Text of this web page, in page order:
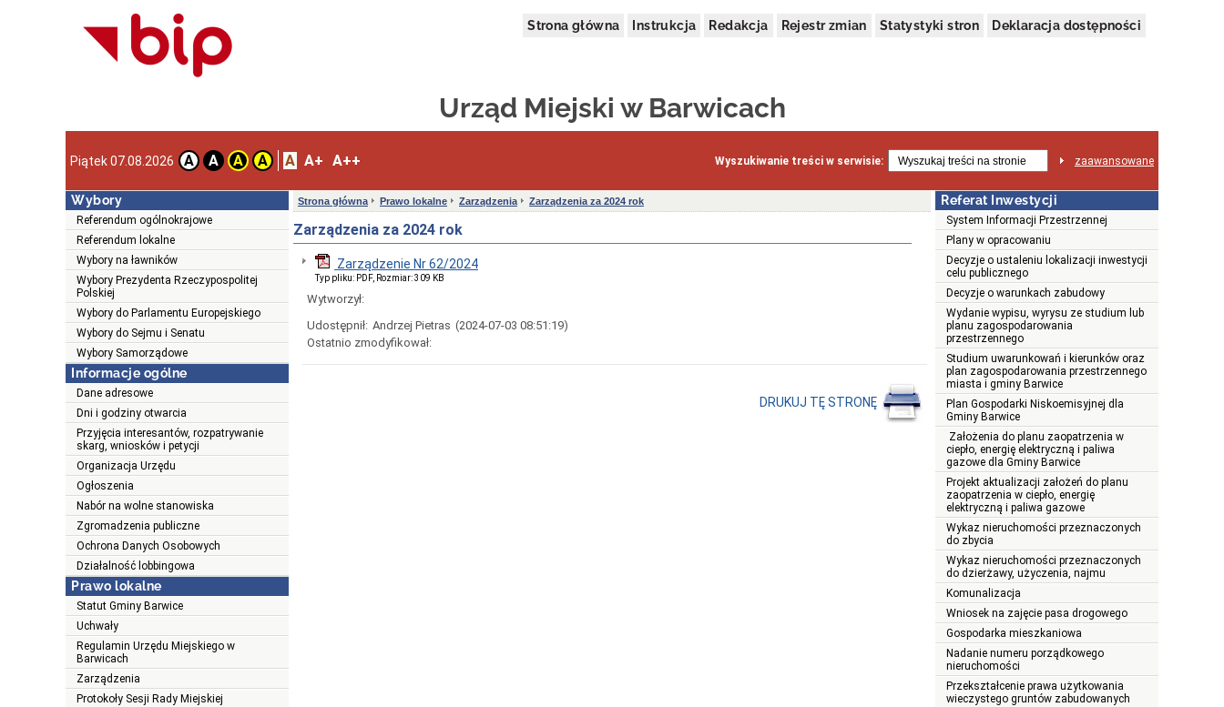
Strona główna Instrukcja Redakcja Rejestr zmian Statystyki stron Deklaracja dostępności
Urząd Miejski w Barwicach
Piątek 07.08.2026 A A A A A A+ A++ Wyszukiwanie treści w serwisie: zaawansowane
Wybory
Referendum ogólnokrajowe
Referendum lokalne
Wybory na ławników
Wybory Prezydenta Rzeczypospolitej
Polskiej
Wybory do Parlamentu Europejskiego
Wybory do Sejmu i Senatu
Wybory Samorządowe
Informacje ogólne
Dane adresowe
Dni i godziny otwarcia
Przyjęcia interesantów, rozpatrywanie
skarg, wniosków i petycji
Organizacja Urzędu
Ogłoszenia
Nabór na wolne stanowiska
Zgromadzenia publiczne
Ochrona Danych Osobowych
Działalność lobbingowa
Prawo lokalne
Statut Gminy Barwice
Uchwały
Regulamin Urzędu Miejskiego w
Barwicach
Zarządzenia
Protokoły Sesji Rady Miejskiej
Strona główna Prawo lokalne Zarządzenia Zarządzenia za 2024 rok
Zarządzenia za 2024 rok
Zarządzenie Nr 62/2024
Typ pliku: PDF, Rozmiar: 309 KB
Wytworzył:
Udostępnił: Andrzej Pietras (2024-07-03 08:51:19)
Ostatnio zmodyfikował:
DRUKUJ TĘ STRONĘ
Referat Inwestycji
System Informacji Przestrzennej
Plany w opracowaniu
Decyzje o ustaleniu lokalizacji inwestycji
celu publicznego
Decyzje o warunkach zabudowy
Wydanie wypisu, wyrysu ze studium lub
planu zagospodarowania
przestrzennego
Studium uwarunkowań i kierunków oraz
plan zagospodarowania przestrzennego
miasta i gminy Barwice
Plan Gospodarki Niskoemisyjnej dla
Gminy Barwice
Założenia do planu zaopatrzenia w
ciepło, energię elektryczną i paliwa
gazowe dla Gminy Barwice
Projekt aktualizacji założeń do planu
zaopatrzenia w ciepło, energię
elektryczną i paliwa gazowe
Wykaz nieruchomości przeznaczonych
do zbycia
Wykaz nieruchomości przeznaczonych
do dzierżawy, użyczenia, najmu
Komunalizacja
Wniosek na zajęcie pasa drogowego
Gospodarka mieszkaniowa
Nadanie numeru porządkowego
nieruchomości
Przekształcenie prawa użytkowania
wieczystego gruntów zabudowanych